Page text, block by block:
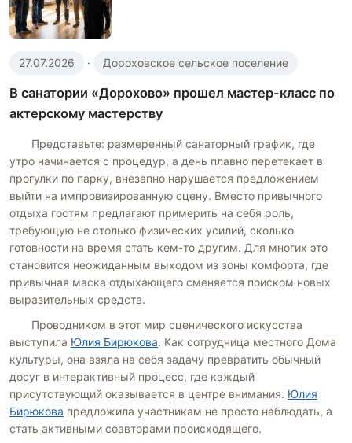
27.07.2026 · Дороховское сельское поселение
В санатории «Дорохово» прошел мастер-класс по
актерскому мастерству
Представьте: размеренный санаторный график, где
утро начинается с процедур, а день плавно перетекает в
прогулки по парку, внезапно нарушается предложением
выйти на импровизированную сцену. Вместо привычного
отдыха гостям предлагают примерить на себя роль,
требующую не столько физических усилий, сколько
готовности на время стать кем-то другим. Для многих это
становится неожиданным выходом из зоны комфорта, где
привычная маска отдыхающего сменяется поиском новых
выразительных средств.
Проводником в этот мир сценического искусства
выступила Юлия Бирюкова. Как сотрудница местного Дома
культуры, она взяла на себя задачу превратить обычный
досуг в интерактивный процесс, где каждый
присутствующий оказывается в центре внимания. Юлия
Бирюкова предложила участникам не просто наблюдать, а
стать активными соавторами происходящего.